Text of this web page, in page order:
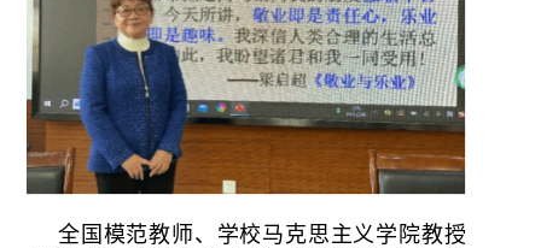
全国模范教师、学校马克思主义学院教授